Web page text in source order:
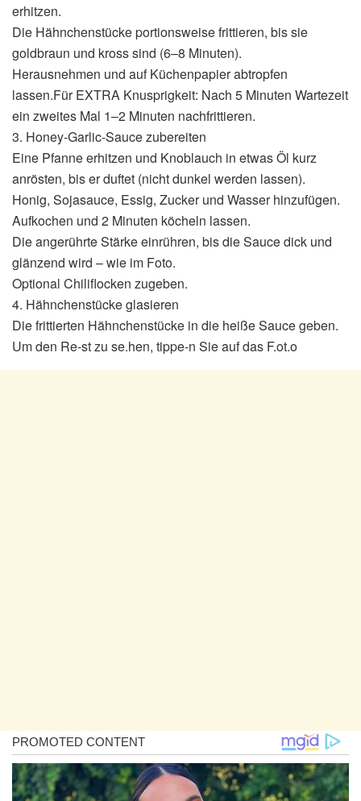
erhitzen.
Die Hähnchenstücke portionsweise frittieren, bis sie
goldbraun und kross sind (6–8 Minuten).
Herausnehmen und auf Küchenpapier abtropfen
lassen.Für EXTRA Knusprigkeit: Nach 5 Minuten Wartezeit
ein zweites Mal 1–2 Minuten nachfrittieren.
3. Honey-Garlic-Sauce zubereiten
Eine Pfanne erhitzen und Knoblauch in etwas Öl kurz
anrösten, bis er duftet (nicht dunkel werden lassen).
Honig, Sojasauce, Essig, Zucker und Wasser hinzufügen.
Aufkochen und 2 Minuten köcheln lassen.
Die angerührte Stärke einrühren, bis die Sauce dick und
glänzend wird – wie im Foto.
Optional Chiliflocken zugeben.
4. Hähnchenstücke glasieren
Die frittierten Hähnchenstücke in die heiße Sauce geben.
Um den Re-st zu se.hen, tippe-n Sie auf das F.ot.o